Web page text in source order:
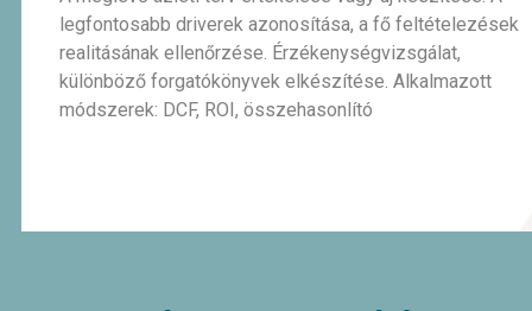
legfontosabb driverek azonosítása, a fő feltételezések
realitásának ellenőrzése. Érzékenységvizsgálat,
különböző forgatókönyvek elkészítése. Alkalmazott
módszerek: DCF, ROI, összehasonlító